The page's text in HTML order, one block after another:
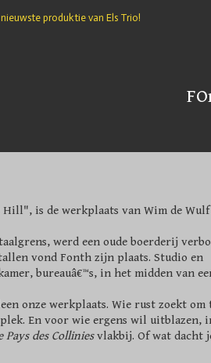
nieuwste produktie van Els Trio!
is de werkplaats van Wim de Wulf
werd een oude boerderij
vond Fonth zijn plaats. Studio en
bureauâ€™s, in het midden van
onze werkplaats. Wie rust zoekt om
En voor wie ergens wil uitblazen,
Pays des Colliniesvlakbij. Of wat dacht